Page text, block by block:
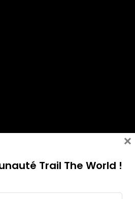
Trail The World !
×